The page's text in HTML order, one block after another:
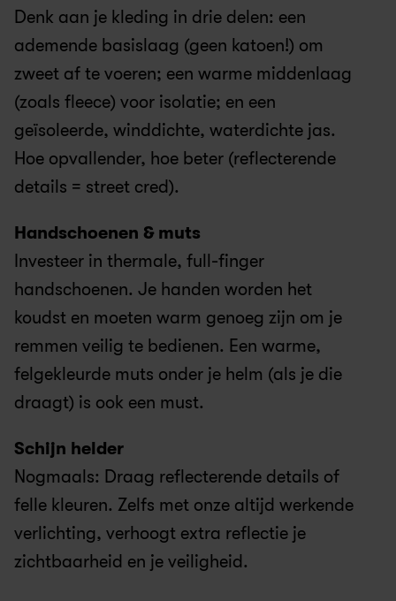
Denk aan je kleding in drie delen: een
ademende basislaag (geen katoen!) om
zweet af te voeren; een warme middenlaag
(zoals fleece) voor isolatie; en een
geïsoleerde, winddichte, waterdichte jas.
Hoe opvallender, hoe beter (reflecterende
details = street cred).
Handschoenen & muts
Investeer in thermale, full-finger
handschoenen. Je handen worden het
koudst en moeten warm genoeg zijn om je
remmen veilig te bedienen. Een warme,
felgekleurde muts onder je helm (als je die
draagt) is ook een must.
Schijn helder
Nogmaals: Draag reflecterende details of
felle kleuren. Zelfs met onze altijd werkende
verlichting, verhoogt extra reflectie je
zichtbaarheid en je veiligheid.